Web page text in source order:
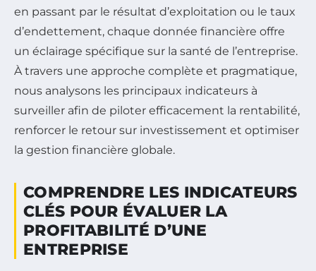
en passant par le résultat d’exploitation ou le taux
d’endettement, chaque donnée financière offre
un éclairage spécifique sur la santé de l’entreprise.
À travers une approche complète et pragmatique,
nous analysons les principaux indicateurs à
surveiller afin de piloter efficacement la rentabilité,
renforcer le retour sur investissement et optimiser
la gestion financière globale.
COMPRENDRE LES INDICATEURS
CLÉS POUR ÉVALUER LA
PROFITABILITÉ D’UNE
ENTREPRISE